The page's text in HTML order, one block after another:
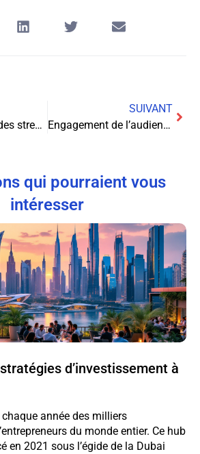
La face cachée des streamers : fiscalité et revenus en jeu
SUIVANT
Engagement de l’audience : le secret des revenus des streamers dévoilé
qui pourraient vous
intéresser
d’investissement à
année des milliers
du monde entier. Ce hub
en 2021 sous l’égide de la Dubai